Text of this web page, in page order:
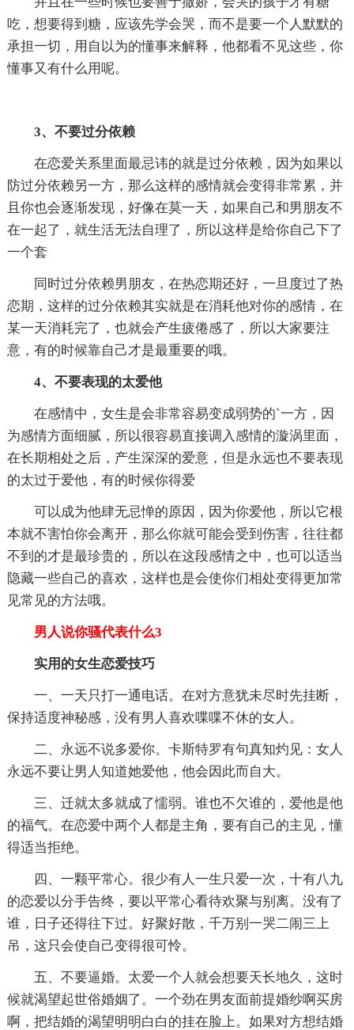
吃，想要得到糖，应该先学会哭，而不是要一个人默默的
承担一切，用自以为的懂事来解释，他都看不见这些，你
懂事又有什么用呢。
3、不要过分依赖
在恋爱关系里面最忌讳的就是过分依赖，因为如果以
防过分依赖另一方，那么这样的感情就会变得非常累，并
且你也会逐渐发现，好像在莫一天，如果自己和男朋友不
在一起了，就生活无法自理了，所以这样是给你自己下了
一个套
同时过分依赖男朋友，在热恋期还好，一旦度过了热
恋期，这样的过分依赖其实就是在消耗他对你的感情，在
某一天消耗完了，也就会产生疲倦感了，所以大家要注
意，有的时候靠自己才是最重要的哦。
4、不要表现的太爱他
在感情中，女生是会非常容易变成弱势的`一方，因
为感情方面细腻，所以很容易直接调入感情的漩涡里面，
在长期相处之后，产生深深的爱意，但是永远也不要表现
的太过于爱他，有的时候你得爱
可以成为他肆无忌惮的原因，因为你爱他，所以它根
本就不害怕你会离开，那么你就可能会受到伤害，往往都
不到的才是最珍贵的，所以在这段感情之中，也可以适当
隐藏一些自己的喜欢，这样也是会使你们相处变得更加常
见常见的方法哦。
男人说你骚代表什么3
实用的女生恋爱技巧
一、一天只打一通电话。在对方意犹未尽时先挂断，
保持适度神秘感，没有男人喜欢喋喋不休的女人。
二、永远不说多爱你。卡斯特罗有句真知灼见：女人
永远不要让男人知道她爱他，他会因此而自大。
三、迁就太多就成了懦弱。谁也不欠谁的，爱他是他
的福气。在恋爱中两个人都是主角，要有自己的主见，懂
得适当拒绝。
四、一颗平常心。很少有人一生只爱一次，十有八九
的恋爱以分手告终，要以平常心看待欢聚与别离。没有了
谁，日子还得往下过。好聚好散，千万别一哭二闹三上
吊，这只会使自己变得很可怜。
五、不要逼婚。太爱一个人就会想要天长地久，这时
候就渴望起世俗婚姻了。一个劲在男友面前提婚纱啊买房
啊，把结婚的渴望明明白白的挂在脸上。如果对方想结婚